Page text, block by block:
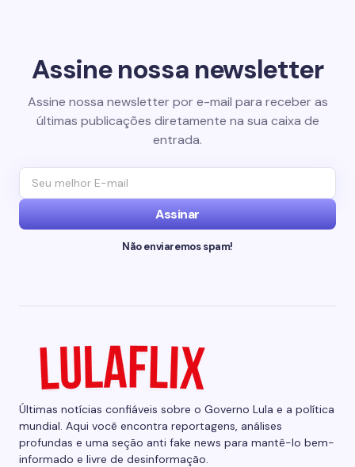
Assine nossa newsletter
Assine nossa newsletter por e-mail para receber as
últimas publicações diretamente na sua caixa de
entrada.
Assinar
Não enviaremos spam!
Últimas notícias confiáveis sobre o Governo Lula e a política
mundial. Aqui você encontra reportagens, análises
profundas e uma seção anti fake news para mantê-lo bem-
informado e livre de desinformação.